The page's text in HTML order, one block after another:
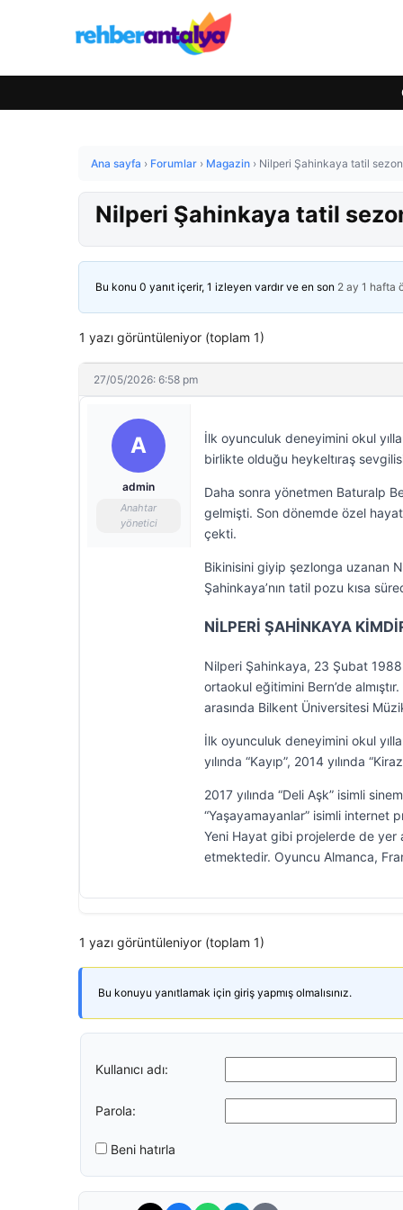
Ana sayfa › Forumlar › Magazin › Nilperi Şahinkaya tatil
Nilperi Şahinkaya tatil
Bu konu 0 yanıt içerir, 1 izleyen vardır ve en son 2 ay 1 hafta
1 yazı görüntüleniyor (toplam 1)
27/05/2026: 6:58 pm
A
admin
Anahtar
yönetici
İlk oyunculuk deneyimini okul
birlikte olduğu heykeltıraş sevgilisi
Daha sonra yönetmen Baturalp
gelmişti. Son dönemde özel
çekti.
Bikinisini giyip şezlonga uzanan
Şahinkaya’nın tatil pozu kısa
NİLPERİ ŞAHİNKAYA
Nilperi Şahinkaya, 23 Şubat
ortaokul eğitimini Bern’de
arasında Bilkent Üniversitesi
İlk oyunculuk deneyimini okul
yılında “Kayıp”, 2014 yılında
2017 yılında “Deli Aşk” isimli
“Yaşayamayanlar” isimli internet
Yeni Hayat gibi projelerde de yer
etmektedir. Oyuncu Almanca,
1 yazı görüntüleniyor (toplam 1)
Bu konuyu yanıtlamak için giriş yapmış olmalısınız.
Kullanıcı adı:
Parola:
Beni hatırla